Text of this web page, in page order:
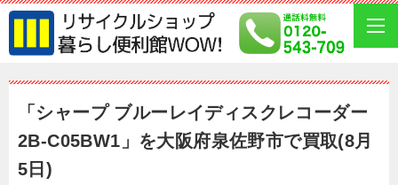
「シャープ ブルーレイディスクレコーダー
2B-C05BW1」を大阪府泉佐野市で買取(8月
5日)